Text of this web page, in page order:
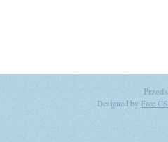
Designed by Free